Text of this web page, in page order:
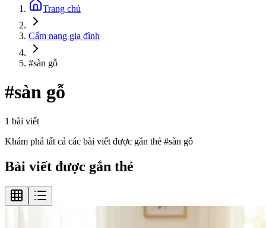
Trang chủ
Cẩm nang gia đình
#sàn gỗ
#sàn gỗ
1 bài viết
Khám phá tất cả các bài viết được gắn thẻ #sàn gỗ
Bài viết được gắn thẻ